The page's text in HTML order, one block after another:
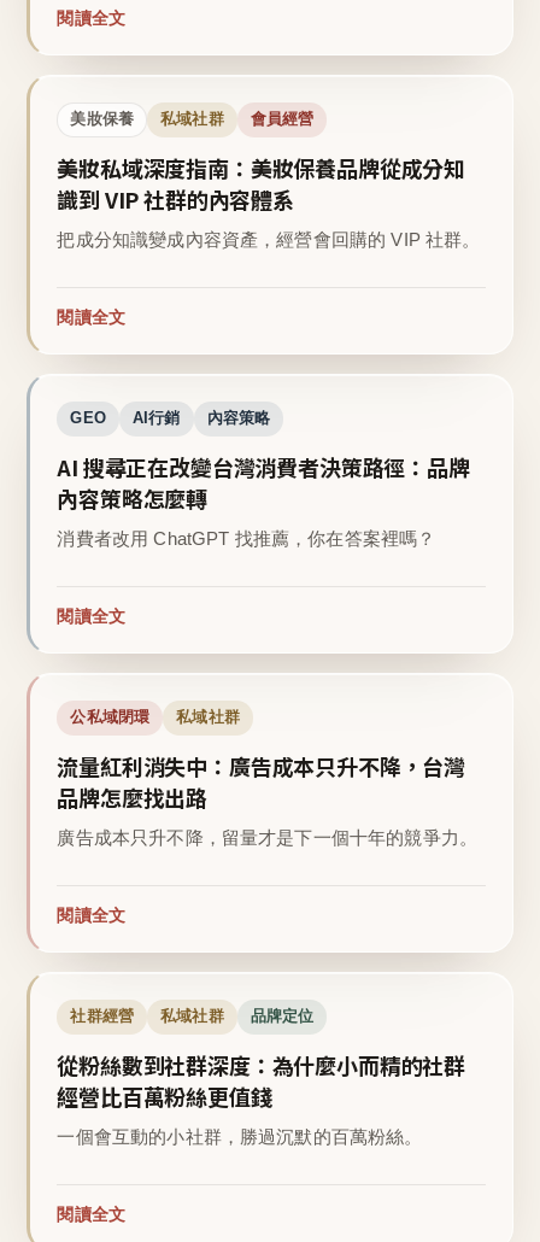
閱讀全文
美妝保養 私域社群 會員經營
美妝私域深度指南：美妝保養品牌從成分知
識到 VIP 社群的內容體系
把成分知識變成內容資產，經營會回購的 VIP 社群。
閱讀全文
GEO AI行銷 內容策略
AI 搜尋正在改變台灣消費者決策路徑：品牌
內容策略怎麼轉
消費者改用 ChatGPT 找推薦，你在答案裡嗎？
閱讀全文
公私域閉環 私域社群
流量紅利消失中：廣告成本只升不降，台灣
品牌怎麼找出路
廣告成本只升不降，留量才是下一個十年的競爭力。
閱讀全文
社群經營 私域社群 品牌定位
從粉絲數到社群深度：為什麼小而精的社群
經營比百萬粉絲更值錢
一個會互動的小社群，勝過沉默的百萬粉絲。
閱讀全文